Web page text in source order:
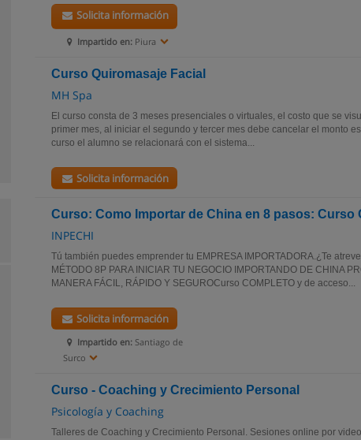
Impartido en: Piura
Solicita información
Curso Quiromasaje Facial
MH Spa
El curso consta de 3 meses presenciales o virtuales, el costo que se
primer mes, al iniciar el segundo y tercer mes debe cancelar el monto
curso el alumno se relacionará con el sistema...
Solicita información
Curso: Como Importar de China en 8 pasos: Curso
INPECHI
Tú también puedes emprender tu EMPRESA IMPORTADORA.¿Te
MÉTODO 8P PARA INICIAR TU NEGOCIO IMPORTANDO DE CHINA
MANERA FÁCIL, RÁPIDO Y SEGUROCurso COMPLETO y de acceso...
Impartido en: Santiago de
Surco
Solicita información
Curso - Coaching y Crecimiento Personal
Psicología y Coaching
Talleres de Coaching y Crecimiento Personal. Sesiones online por